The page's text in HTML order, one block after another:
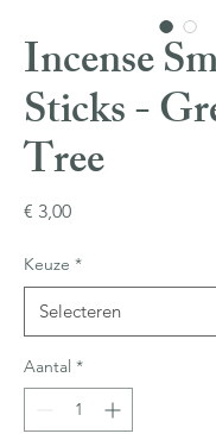
Incense
Sticks -
Tree
€ 3,00Prijs
Keuze *
Aantal *